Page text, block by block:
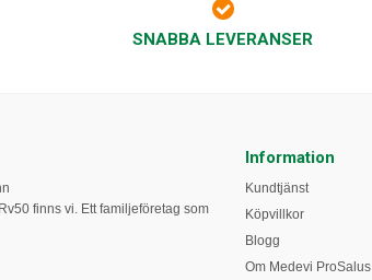
SNABBA LEVERANSER
finns vi. Ett familjeföretag som
Information
Kundtjänst
Köpvillkor
Blogg
Om Medevi ProSalus